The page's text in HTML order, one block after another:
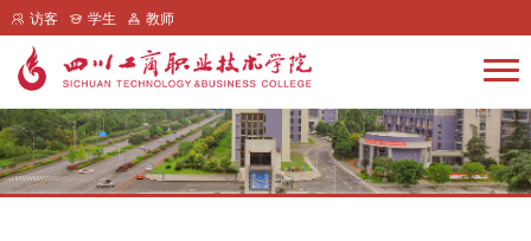
访客 学生 教师